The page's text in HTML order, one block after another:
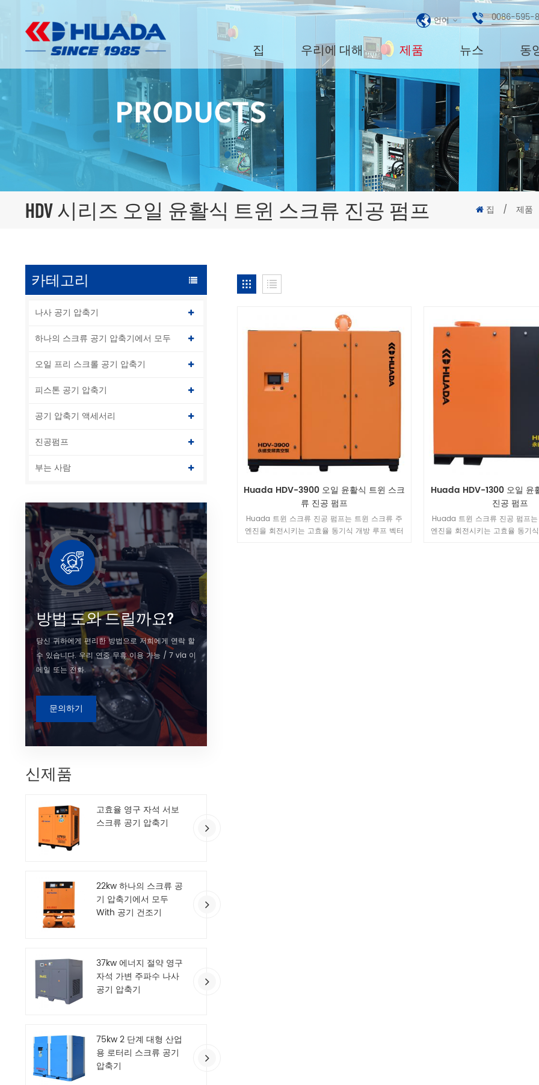
언어 0086-595-
집 우리에 대해 제품 뉴스 동
HDV 시리즈 오일 윤활식 트윈 스크류 진공 펌프 집 / 제품
카테고리
나사 공기 압축기
하나의 스크류 공기 압축기에서 모두
오일 프리 스크롤 공기 압축기
피스톤 공기 압축기
공기 압축기 액세서리
진공펌프
부는 사람
방법 도와 드릴까요?
당신 귀하에게 편리한 방법으로 저희에게 연락 할
수 있습니다. 우리 연중 무휴 이용 가능 / 7 via 이
메일 또는 전화.
문의하기
신제품
고효율 영구 자석 서보
스크류 공기 압축기
22kw 하나의 스크류 공
기 압축기에서 모두
With 공기 건조기
37kw 에너지 절약 영구
자석 가변 주파수 나사
공기 압축기
75kw 2 단계 대형 산업
용 로터리 스크류 공기
압축기
Huada HDV-3900 오일 윤활식 트윈 스크
류 진공 펌프
Huada 트윈 스크류 진공 펌프는 트윈 스크류 주
엔진을 회전시키는 고효율 동기식 개방 루프 벡터
Huada HDV-1300 오일 윤
진공 펌프
Huada 트윈 스크류 진공 펌프
엔진을 회전시키는 고효율 동기